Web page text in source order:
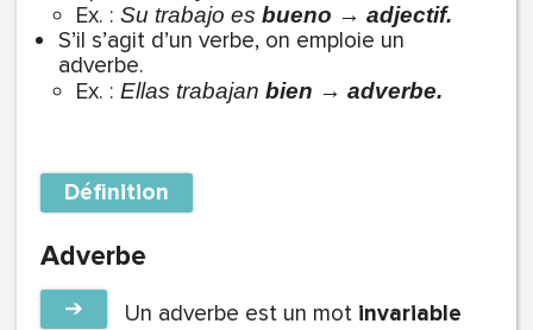
Ex. : Su trabajo es bueno → adjectif.
S’il s’agit d’un verbe, on emploie un
adverbe.
Ex. : Ellas trabajan bien → adverbe.
Définition
Adverbe
➔ Un adverbe est un mot invariable